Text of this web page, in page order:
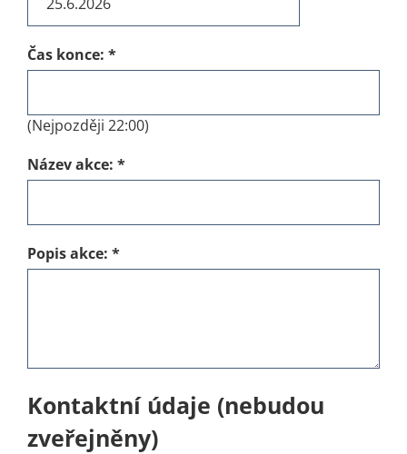
Čas konce: *
(Nejpozději 22:00)
Název akce: *
Popis akce: *
Kontaktní údaje (nebudou
zveřejněny)